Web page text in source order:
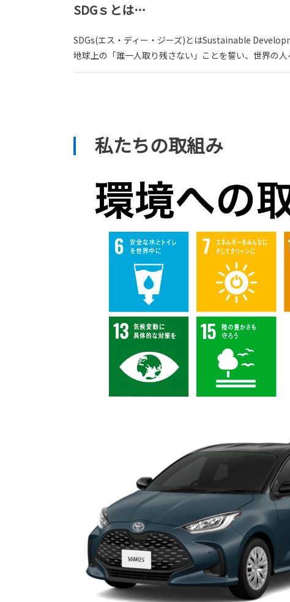
SDGｓとは…
SDGs(エス・ディー・ジーズ)とはSustainable
地球上の「誰一人取り残さない」ことを誓い、世界の
私たちの取組み